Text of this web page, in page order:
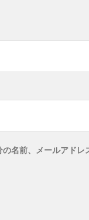
名前、メールアドレ